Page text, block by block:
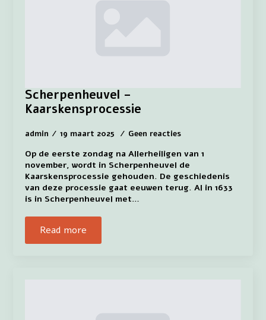
Scherpenheuvel –
Kaarskensprocessie
admin 19 maart 2025 Geen reacties
Op de eerste zondag na Allerheiligen van 1
november, wordt in Scherpenheuvel de
Kaarskensprocessie gehouden. De geschiedenis
van deze processie gaat eeuwen terug. Al in 1633
is in Scherpenheuvel met…
Read more